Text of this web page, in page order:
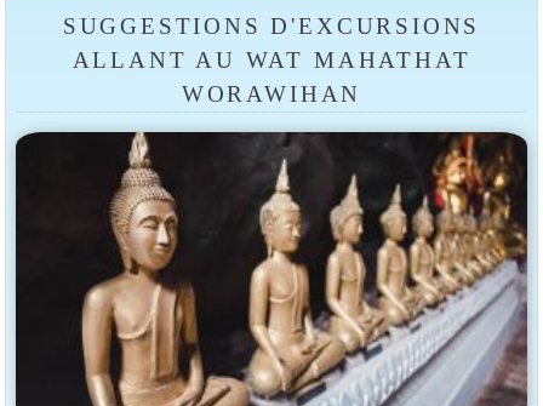
SUGGESTIONS D'EXCURSIONS
ALLANT AU WAT MAHATHAT
WORAWIHAN